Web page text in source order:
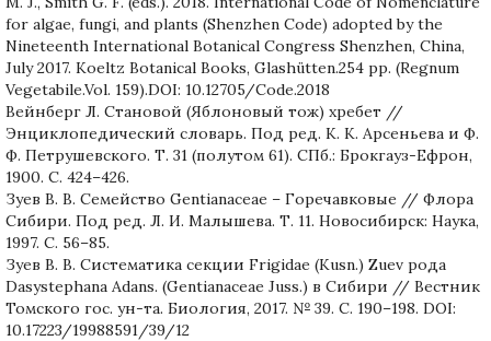
for algae, fungi, and plants (Shenzhen Code) adopted by the
Nineteenth International Botanical Congress Shenzhen, China,
July 2017. Koeltz Botanical Books, Glashütten.254 pp. (Regnum
Vegetabile.Vol. 159).DOI: 10.12705/Code.2018
Вейнберг Л. Становой (Яблоновый тож) хребет //
Энциклопедический словарь. Под ред. К. К. Арсеньева и Ф.
Ф. Петрушевского. Т. 31 (полутом 61). СПб.: Брокгауз-Ефрон,
1900. С. 424–426.
Зуев В. В. Семейство Gentianaceae – Горечавковые // Флора
Сибири. Под ред. Л. И. Малышева. Т. 11. Новосибирск: Наука,
1997. С. 56–85.
Зуев В. В. Систематика секции Frigidae (Kusn.) Zuev рода
Dasystephana Adans. (Gentianaceae Juss.) в Сибири // Вестник
Томского гос. ун-та. Биология, 2017. № 39. С. 190–198. DOI:
10.17223/19988591/39/12